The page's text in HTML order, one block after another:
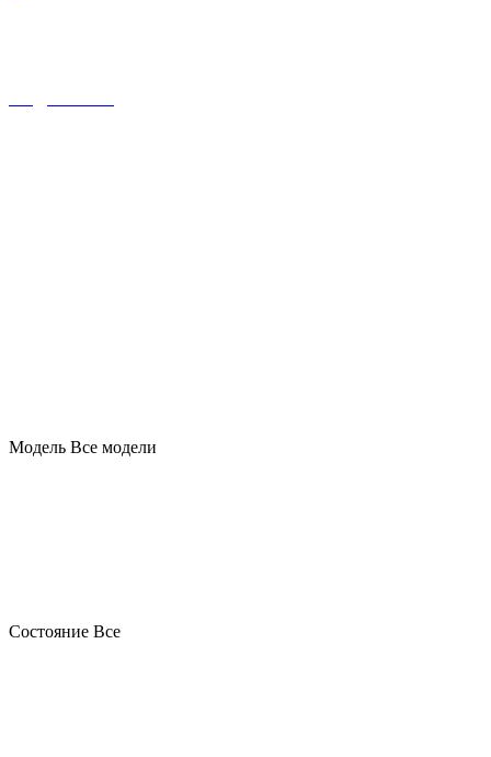
Модель Все модели
Состояние Все